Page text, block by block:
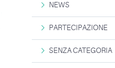
NEWS
PARTECIPAZIONE
SENZA CATEGORIA